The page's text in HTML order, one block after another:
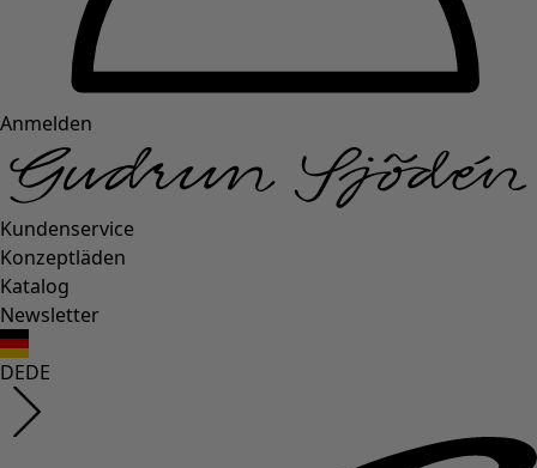
Anmelden
Kundenservice
Konzeptläden
Katalog
Newsletter
DEDE